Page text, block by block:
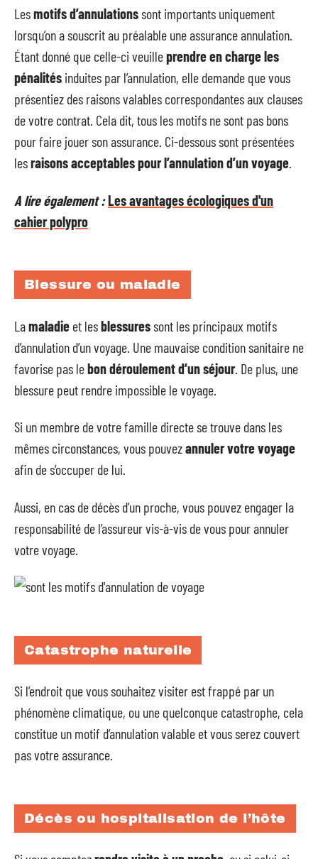
Lesmotifs d’annulationssont importants uniquement
lorsqu’on a souscrit au préalable une assurance annulation.
Étant donné que celle-ci veuilleprendre en charge les
pénalités induites par l’annulation, elle demande que vous
présentiez des raisons valables correspondantes aux clauses
de votre contrat. Cela dit, tous les motifs ne sont pas bons
pour faire jouer son assurance. Ci-dessous sont présentées
lesraisons acceptables pour l’annulation d’un voyage.
A lire également :Les avantages écologiques d'un
cahier polypro
Blessure ou maladie
Lamaladie et lesblessuressont les principaux motifs
d’annulation d’un voyage. Une mauvaise condition sanitaire ne
favorise pas lebon déroulement d’un séjour. De plus, une
blessure peut rendre impossible le voyage.
Si un membre de votre famille directe se trouve dans les
mêmes circonstances, vous pouvezannuler votre voyage
afin de s’occuper de lui.
Aussi, en cas de décès d’un proche, vous pouvez engager la
responsabilité de l’assureur vis-à-vis de vous pour annuler
votre voyage.
Catastrophe naturelle
Si l’endroit que vous souhaitez visiter est frappé par un
phénomène climatique, ou une quelconque catastrophe, cela
constitue un motif d’annulation valable et vous serez couvert
pas votre assurance.
Décès ou hospitalisation de l’hôte